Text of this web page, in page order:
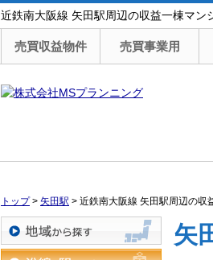
近鉄南大阪線 矢田駅周辺の収益一棟マ
売買収益物件 売買事業用
トップ> 矢田駅 > 近鉄南大阪線 矢田駅周辺の収
地域から探す
矢